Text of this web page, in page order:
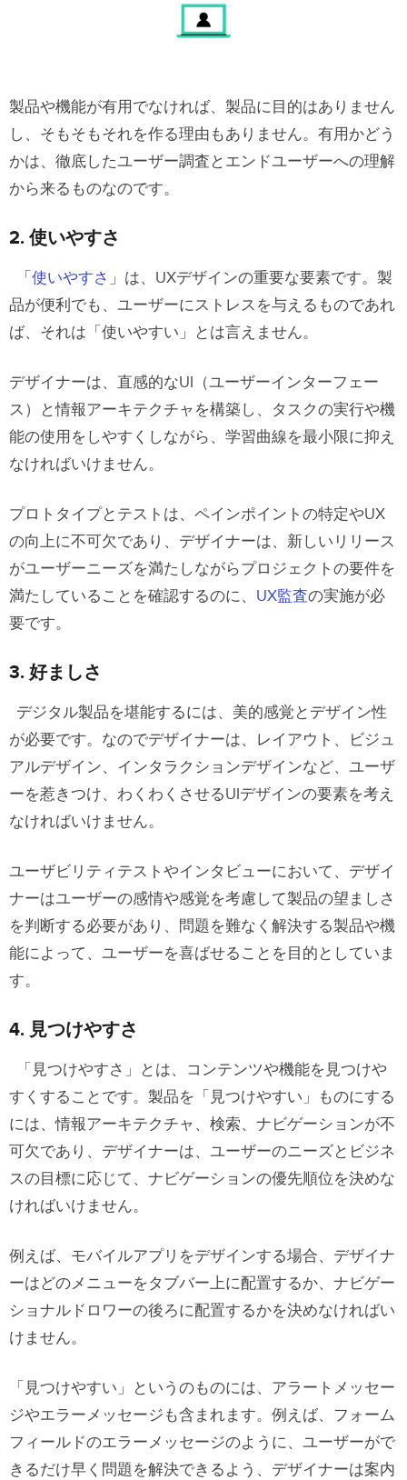
製品や機能が有用でなければ、製品に目的はありません
し、そもそもそれを作る理由もありません。有用かどう
かは、徹底したユーザー調査 とエンドユーザーへの理解
から来るものなのです。
2. 使いやすさ
「 使いやすさ 」は、UXデザインの重要な要素です。製
品が便利でも、ユーザーにストレスを与えるものであれ
ば、それは「使いやすい」とは言えません。
デザイナーは、直感的なUI（ユーザーインターフェー
ス）と情報アーキテクチャを構築し、タスクの実行や機
能の使用をしやすくしながら、学習曲線を最小限に抑え
なければいけません。
プロトタイプとテストは、ペインポイントの特定やUX
の向上に不可欠であり、デザイナーは、新しいリリース
がユーザーニーズを満たしながらプロジェクトの要件を
満たしていることを確認するのに、 UX監査の実施が必
要です。
3. 好ましさ
デジタル製品を堪能するには、美的感覚とデザイン性
が必要です。なのでデザイナーは、レイアウト、ビジュ
アルデザイン、インタラクションデザインなど、ユーザ
ーを惹きつけ、わくわくさせるUIデザインの要素を考え
なければいけません。
ユーザビリティテストやインタビューにおいて、デザイ
ナーはユーザーの感情や感覚を考慮して製品の望ましさ
を判断する必要があり、問題を難なく解決する製品や機
能によって、ユーザーを喜ばせることを目的としていま
す。
4. 見つけやすさ
「見つけやすさ」とは、コンテンツや機能を見つけや
すくすることです。製品を「見つけやすい」ものにする
には、情報アーキテクチャ、検索、ナビゲーションが不
可欠であり、デザイナーは、ユーザーのニーズとビジネ
スの目標に応じて、ナビゲーションの優先順位を決めな
ければいけません。
例えば、モバイルアプリをデザインする場合、デザイナ
ーはどのメニューをタブバー上に配置するか、ナビゲー
ショナルドロワーの後ろに配置するかを決めなければい
けません。
「見つけやすい」というのものには、アラートメッセー
ジやエラーメッセージも含まれます。例えば、フォーム
フィールドのエラーメッセージのように、ユーザーがで
きるだけ早く問題を解決できるよう、デザイナーは案内